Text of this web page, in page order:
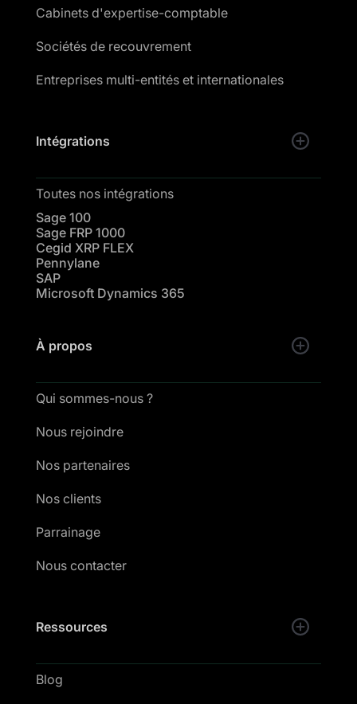
Cabinets d'expertise-comptable
Sociétés de recouvrement
Entreprises multi-entités et internationales
Intégrations
Toutes nos intégrations
Sage 100
Sage FRP 1000
Cegid XRP FLEX
Pennylane
SAP
Microsoft Dynamics 365
À propos
Qui sommes-nous ?
Nous rejoindre
Nos partenaires
Nos clients
Parrainage
Nous contacter
Ressources
Blog